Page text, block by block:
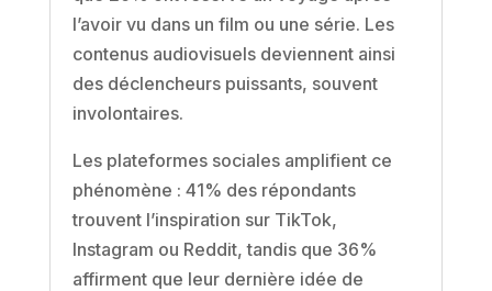
l’avoir vu dans un film ou une série. Les
contenus audiovisuels deviennent ainsi
des déclencheurs puissants, souvent
involontaires.
Les plateformes sociales amplifient ce
phénomène : 41% des répondants
trouvent l’inspiration sur TikTok,
Instagram ou Reddit, tandis que 36%
affirment que leur dernière idée de